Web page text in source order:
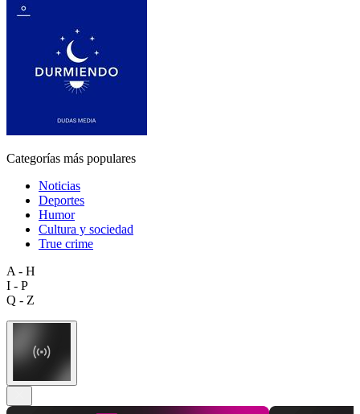
Categorías más populares
Noticias
Deportes
Humor
Cultura y sociedad
True crime
A - H
I - P
Q - Z